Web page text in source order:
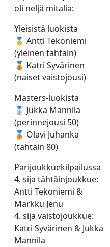
oli neljä mitalia:
Yleisistä luokista
🥇 Antti Tekoniemi
(yleinen tähtäin)
🥉 Katri Syvärinen
(naiset vaistojousi)
Masters-luokista
🥈 Jukka Mannila
(perinnejousi 50)
🥉 Olavi Juhanka
(tähtäin 80)
Parijoukkuekilpailussa
4. sija tähtäinjoukkue:
Antti Tekoniemi &
Markku Jenu
4. sija vaistojoukkue:
Katri Syvärinen & Jukka
Mannila